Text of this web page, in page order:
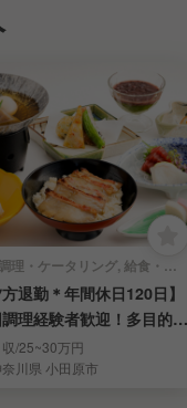
集団調理・ケータリング, 給食・社員食堂・介護・病院 | キッチンスタッフ
方退勤＊年間休日120日】
理経験者歓迎！多目的ホ
調理職募集
収/25~30万円
川県 小田原市